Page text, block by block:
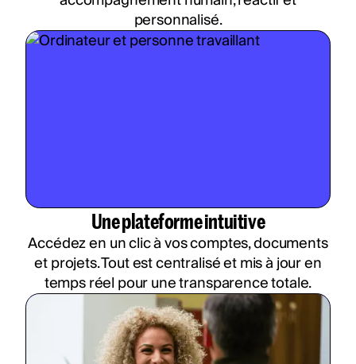
personnalisé.
Une plateforme intuitive
Accédez en un clic à vos comptes, documents
et projets. Tout est centralisé et mis à jour en
temps réel pour une transparence totale.